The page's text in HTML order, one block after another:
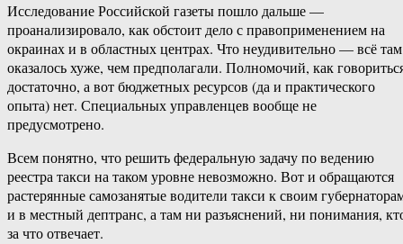
Исследование Российской газеты пошло дальше —
проанализировало, как обстоит дело с правоприменением на
окраинах и в областных центрах. Что неудивительно — всё там
оказалось хуже, чем предполагали. Полномочий, как
достаточно, а вот бюджетных ресурсов (да и практического
опыта) нет. Специальных управленцев вообще не
предусмотрено.
Всем понятно, что решить федеральную задачу по ведению
реестра такси на таком уровне невозможно. Вот и обращаются
растерянные самозанятые водители такси к своим
и в местный дептранс, а там ни разъяснений, ни понимания,
за что отвечает.